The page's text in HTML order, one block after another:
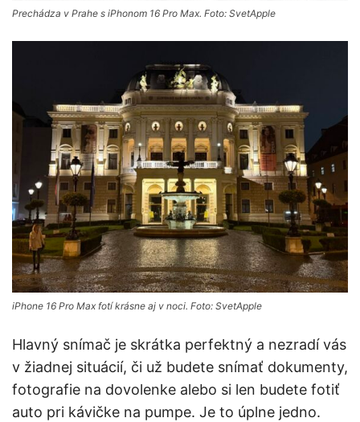
Prechádza v Prahe s iPhonom 16 Pro Max. Foto: SvetApple
iPhone 16 Pro Max fotí krásne aj v noci. Foto: SvetApple
Hlavný snímač je skrátka perfektný a nezradí vás
v žiadnej situácií, či už budete snímať dokumenty,
fotografie na dovolenke alebo si len budete fotiť
auto pri kávičke na pumpe. Je to úplne jedno.